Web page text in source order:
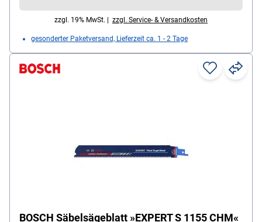
zzgl. 19% MwSt. | zzgl. Service- & Versandkosten
gesonderter Paketversand, Lieferzeit ca. 1 - 2 Tage
BOSCH Säbelsägeblatt »EXPERT S 1155 CHM«